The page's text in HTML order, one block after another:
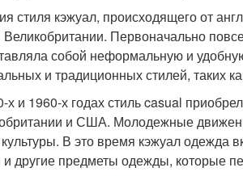
стиля кэжуал, происходящего от
Великобритании. Первоначально
собой неформальную и
и традиционных стилей, таких
х и 1960-х годах стиль casual
и США. Молодежные
В это время кэжуал одежда
и другие предметы одежды, которые